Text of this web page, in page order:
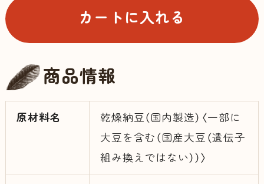
カートに入れる
商品情報
原材料名
乾燥納豆（国内製造）〈一部に
大豆を含む（国産大豆（遺伝子
組み換えではない））〉